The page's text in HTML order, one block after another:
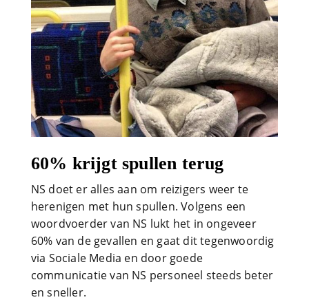
60% krijgt spullen terug
NS doet er alles aan om reizigers weer te
herenigen met hun spullen. Volgens een
woordvoerder van NS lukt het in ongeveer
60% van de gevallen en gaat dit tegenwoordig
via Sociale Media en door goede
communicatie van NS personeel steeds beter
en sneller.